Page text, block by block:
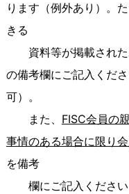
ります（例外あり）。
きる
資料等が掲載された
の備考欄にご記入くだ
可）。
また、 FISC会員の
事情のある場合に限り
を備考
欄にご記入ください